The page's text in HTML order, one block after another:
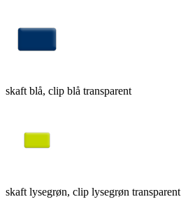
skaft blå, clip blå transparent
skaft lysegrøn, clip lysegrøn transparent